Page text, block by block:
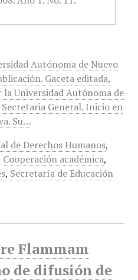
Autónoma de Nuevo
Gaceta editada,
Universidad Autónoma de
General. Inicio en
Su…
de Derechos Humanos,
Cooperación académica,
, Secretaría de Educación
Flammam
de difusión de